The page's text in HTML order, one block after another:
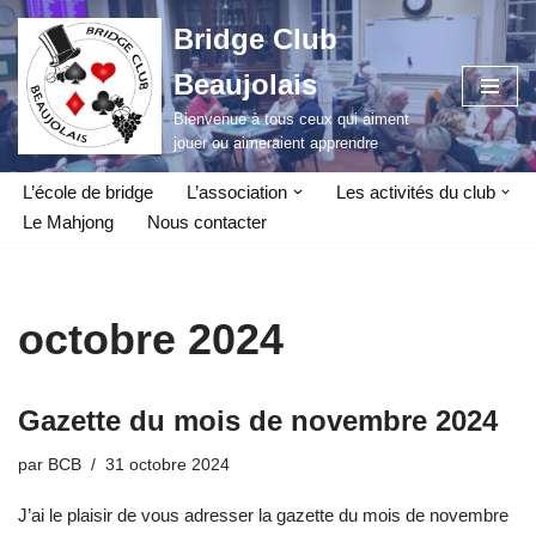
Aller
au
contenu
Bridge Club
Beaujolais
Bienvenue à tous ceux qui aiment
jouer ou aimeraient apprendre
L’école de bridge L’association
Les activités du club
Le Mahjong
Nous contacter
octobre 2024
Gazette du mois de novembre 2024
par BCB 31 octobre 2024
J’ai le plaisir de vous adresser la gazette du mois de novembre